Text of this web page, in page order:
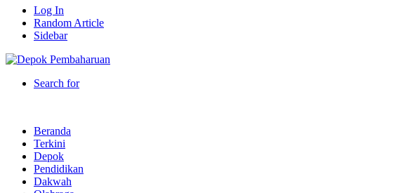
Log In
Random Article
Sidebar
Search for
Beranda
Terkini
Depok
Pendidikan
Dakwah